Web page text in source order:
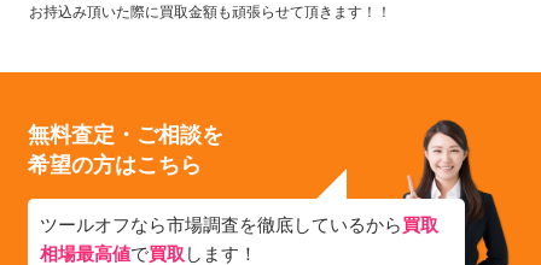
お持込み頂いた際に買取金額も頑張らせて頂きます！！
無料査定・ご相談を
希望の方はこちら
ツールオフなら市場調査を徹底しているから買取
相場最高値で買取 します！